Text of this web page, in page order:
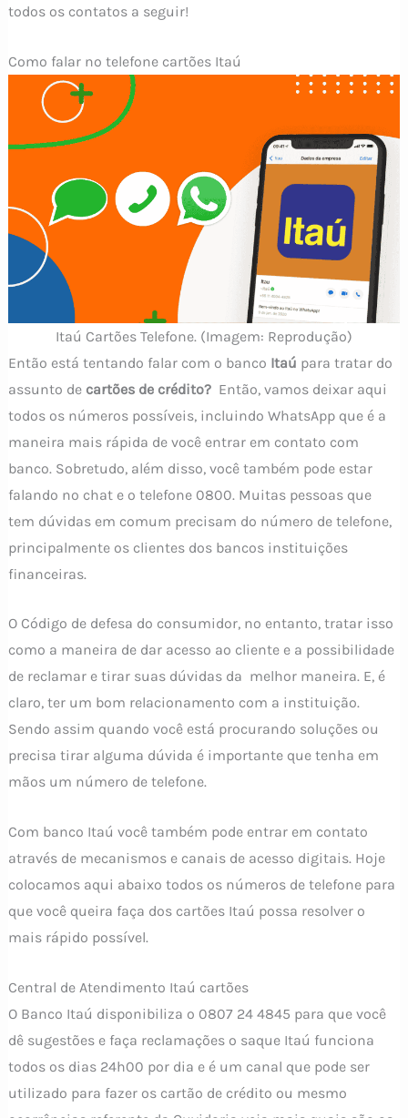
todos os contatos a seguir!
Como falar no telefone cartões Itaú
Itaú Cartões Telefone. (Imagem: Reprodução)
Então está tentando falar com o banco Itaú para tratar do
assunto de cartões de crédito? Então, vamos deixar aqui
todos os números possíveis, incluindo WhatsApp que é a
maneira mais rápida de você entrar em contato com
banco. Sobretudo, além disso, você também pode estar
falando no chat e o telefone 0800. Muitas pessoas que
tem dúvidas em comum precisam do número de telefone,
principalmente os clientes dos bancos instituições
financeiras.
O Código de defesa do consumidor, no entanto, tratar isso
como a maneira de dar acesso ao cliente e a possibilidade
de reclamar e tirar suas dúvidas da melhor maneira. E, é
claro, ter um bom relacionamento com a instituição.
Sendo assim quando você está procurando soluções ou
precisa tirar alguma dúvida é importante que tenha em
mãos um número de telefone.
Com banco Itaú você também pode entrar em contato
através de mecanismos e canais de acesso digitais. Hoje
colocamos aqui abaixo todos os números de telefone para
que você queira faça dos cartões Itaú possa resolver o
mais rápido possível.
Central de Atendimento Itaú cartões
O Banco Itaú disponibiliza o 0807 24 4845 para que você
dê sugestões e faça reclamações o saque Itaú funciona
todos os dias 24h00 por dia e é um canal que pode ser
utilizado para fazer os cartão de crédito ou mesmo